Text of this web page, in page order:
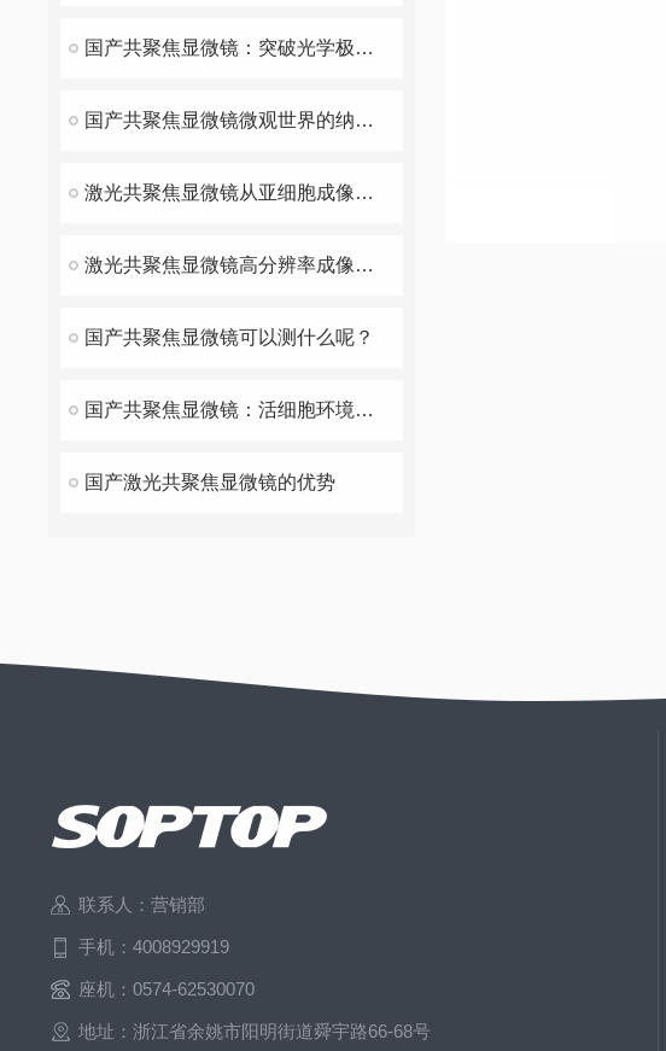
国产共聚焦显微镜：突破光学极限的“微观手术刀”
国产共聚焦显微镜微观世界的纳米级眼睛技术解析
激光共聚焦显微镜从亚细胞成像到动态过程解析
激光共聚焦显微镜高分辨率成像的科研设备
国产共聚焦显微镜可以测什么呢？
国产共聚焦显微镜：活细胞环境下材料与细胞相互作用的观察设备
国产激光共聚焦显微镜的优势
联系人：营销部
手机：4008929919
座机：0574-62530070
地址：浙江省余姚市阳明街道舜宇路66-68号